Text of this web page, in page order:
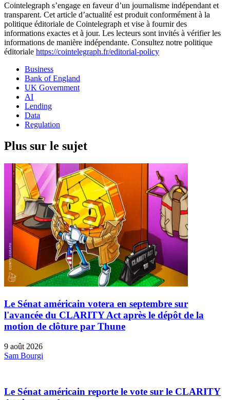
Cointelegraph s’engage en faveur d’un journalisme indépendant et
transparent. Cet article d’actualité est produit conformément à la
politique éditoriale de Cointelegraph et vise à fournir des
informations exactes et à jour. Les lecteurs sont invités à vérifier les
informations de manière indépendante. Consultez notre politique
éditoriale https://cointelegraph.fr/editorial-policy
Business
Bank of England
UK Government
AI
Lending
Data
Regulation
Plus sur le sujet
Le Sénat américain votera en septembre sur
l'avancée du CLARITY Act après le dépôt de la
motion de clôture par Thune
9 août 2026
Sam Bourgi
Le Sénat américain reporte le vote sur le CLARITY